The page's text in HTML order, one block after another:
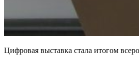
Цифровая выставка стала итогом